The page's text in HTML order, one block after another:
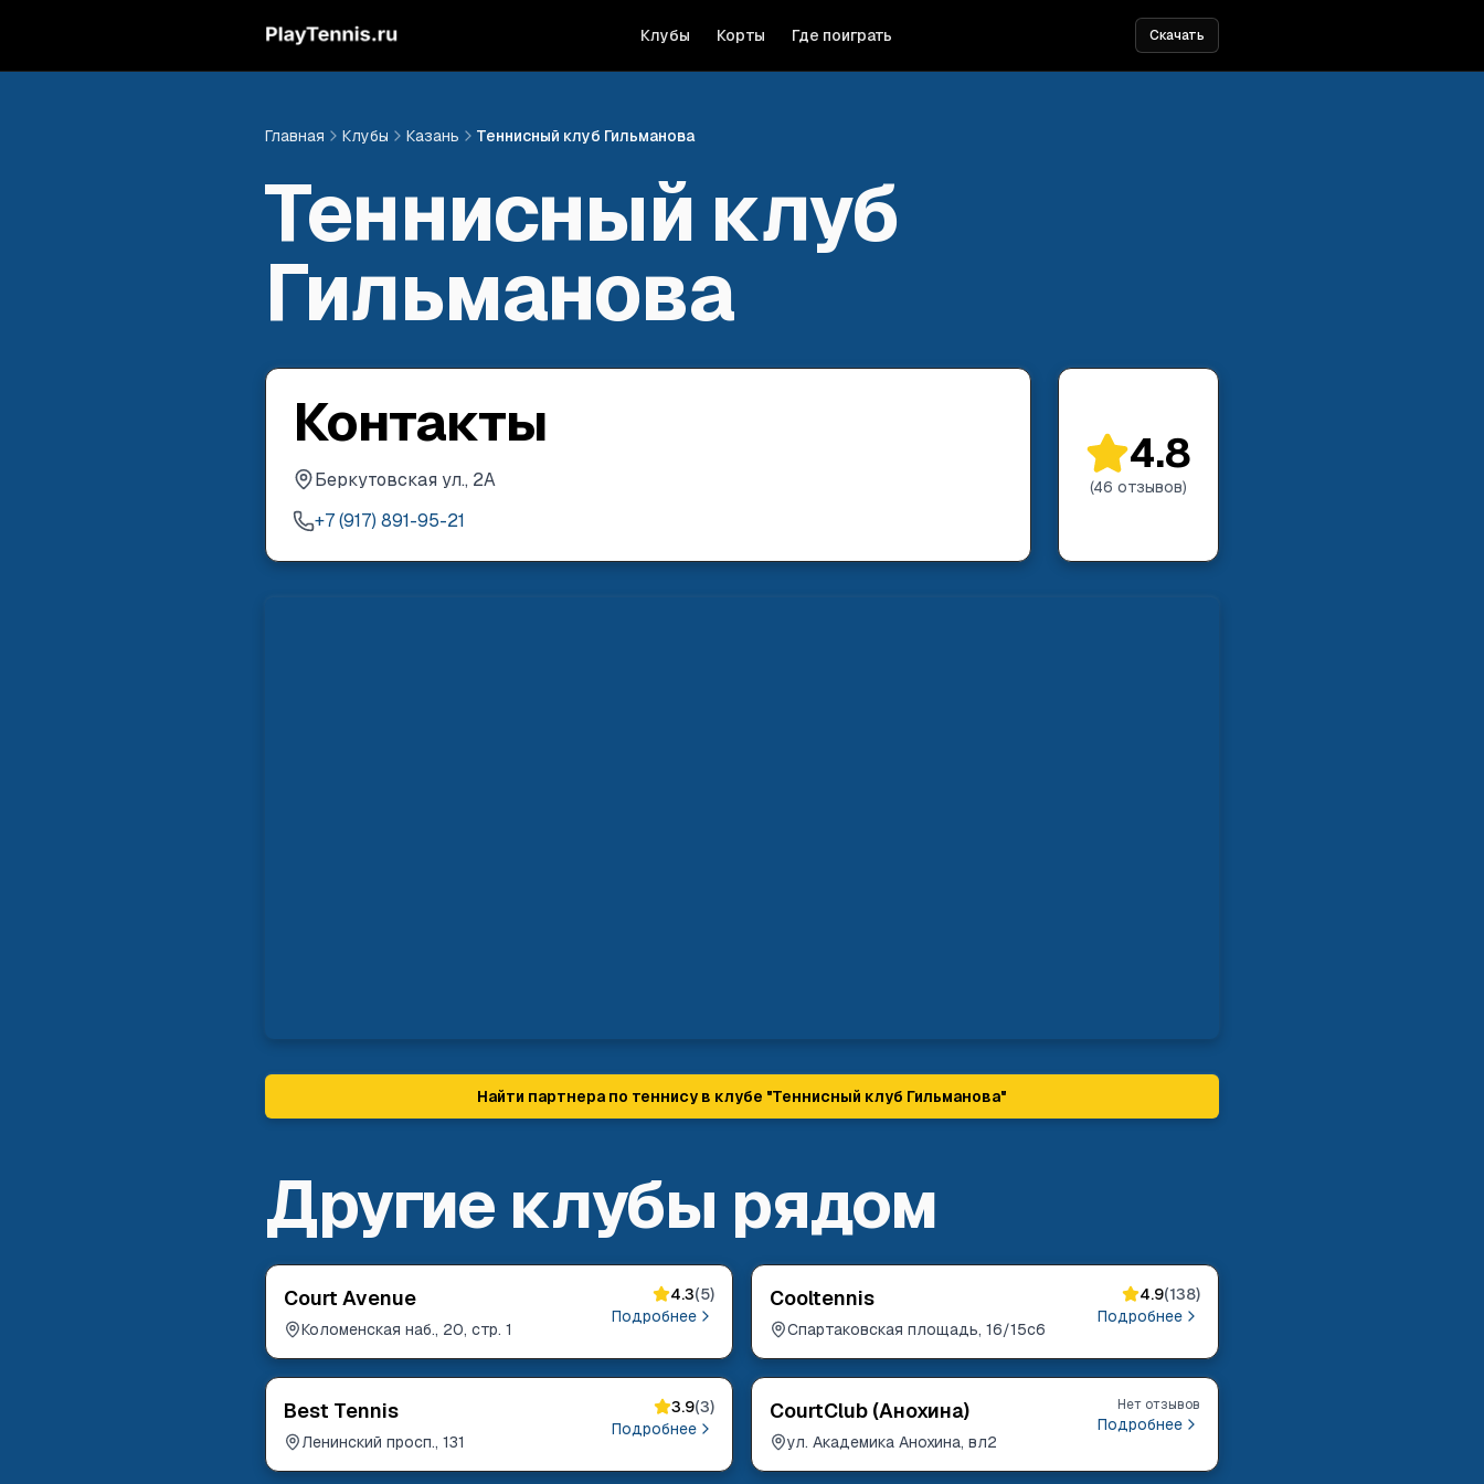
Клубы Корты Где поиграть Скачать
Главная Клубы Казань Теннисный клуб Гильманова
Теннисный клуб
Гильманова
Контакты
Беркутовская ул., 2А
+7 (917) 891-95-21
4.8
(46 отзывов)
Найти партнера по теннису в клубе "Теннисный клуб Гильманова"
Другие клубы рядом
Court Avenue
Коломенская наб., 20, стр. 1
4.3(5)
Подробнее
Cooltennis
Спартаковская площадь, 16/15с6
4.9(138)
Подробнее
Best Tennis
Ленинский просп., 131
3.9(3)
Подробнее
CourtClub (Анохина)
ул. Академика Анохина, вл2
Нет отзывов
Подробнее